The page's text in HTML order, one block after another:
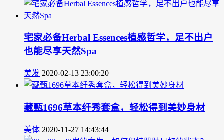
宅家必备Herbal Essences植感哲学，足不出户
也能尽享天然Spa
美发 2020-02-13 23:00:20
藏甄1696草本纤秀套盒，轻松得到美妙身材
美体 2020-11-27 14:43:44